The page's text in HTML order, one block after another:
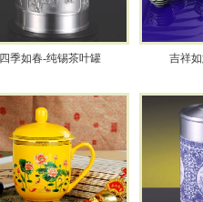
四季如春-纯锡茶叶罐 吉祥